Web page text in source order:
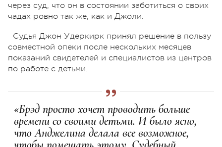
через суд, что он в состоянии заботиться о своих
чадах ровно так же, как и Джоли.
Судья Джон Удеркирк принял решение в пользу
совместной опеки после нескольких месяцев
показаний свидетелей и специалистов из центров
по работе с детьми.
«Брэд просто хочет проводить больше
времени со своими детьми. И было ясно,
что Анджелина делала все возможное,